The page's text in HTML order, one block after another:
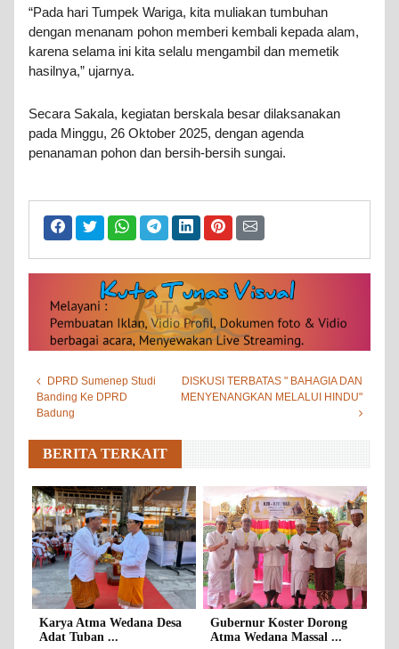
“Pada hari Tumpek Wariga, kita muliakan tumbuhan
dengan menanam pohon memberi kembali kepada alam,
karena selama ini kita selalu mengambil dan memetik
hasilnya,” ujarnya.
Secara Sakala, kegiatan berskala besar dilaksanakan
pada Minggu, 26 Oktober 2025, dengan agenda
penanaman pohon dan bersih-bersih sungai.
DPRD Sumenep Studi
Banding Ke DPRD
Badung
DISKUSI TERBATAS " BAHAGIA DAN
MENYENANGKAN MELALUI HINDU"
BERITA TERKAIT
Karya Atma Wedana Desa
Adat Tuban ...
Gubernur Koster Dorong
Atma Wedana Massal ...